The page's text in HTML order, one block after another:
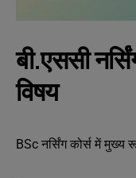
बी.एससी
विषय
BSc नर्सिंग कोर्स में मुख्य